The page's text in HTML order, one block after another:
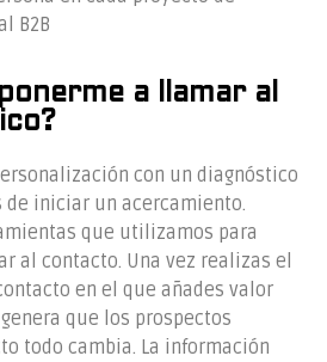
B2B
a llamar al
con un diagnóstico
iniciar un acercamiento.
que utilizamos para
al contacto. Una vez realizas el
en el que añades valor
que los prospectos
todo cambia. La información